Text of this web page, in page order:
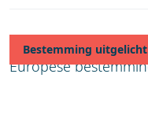
Bestemming uitgelicht